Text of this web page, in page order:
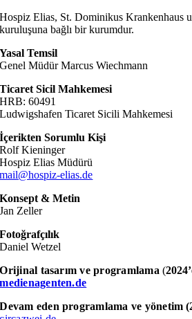
Hospiz Elias, St. Dominikus Krankenhaus
kuruluşuna bağlı bir kurumdur.
Yasal Temsil
Genel Müdür Marcus Wiechmann
Ticaret Sicil Mahkemesi
HRB: 60491
Ludwigshafen Ticaret Sicili Mahkemesi
İçerikten Sorumlu Kişi
Rolf Kieninger
Hospiz Elias Müdürü
mail@hospiz-elias.de
Konsept & Metin
Jan Zeller
Fotoğrafçılık
Daniel Wetzel
Orijinal tasarım ve programlama (
medienagenten.de
Devam eden programlama ve yönetim